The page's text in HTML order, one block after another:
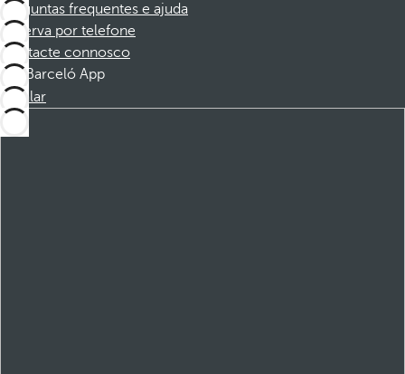
Perguntas frequentes e ajuda
Reserva por telefone
Contacte connosco
Barceló App
Instalar